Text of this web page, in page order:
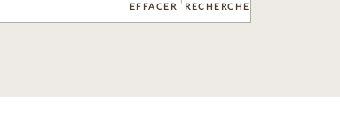
EFFACER RECHERCHE